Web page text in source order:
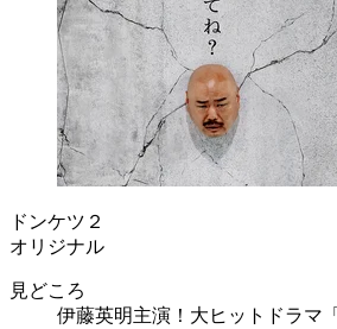
ドンケツ２
オリジナル
見どころ
伊藤英明主演！大ヒットドラマ